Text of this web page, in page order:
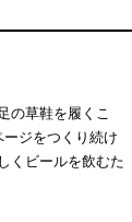
の草鞋を履くこ
ジをつくり続け
くビールを飲むた